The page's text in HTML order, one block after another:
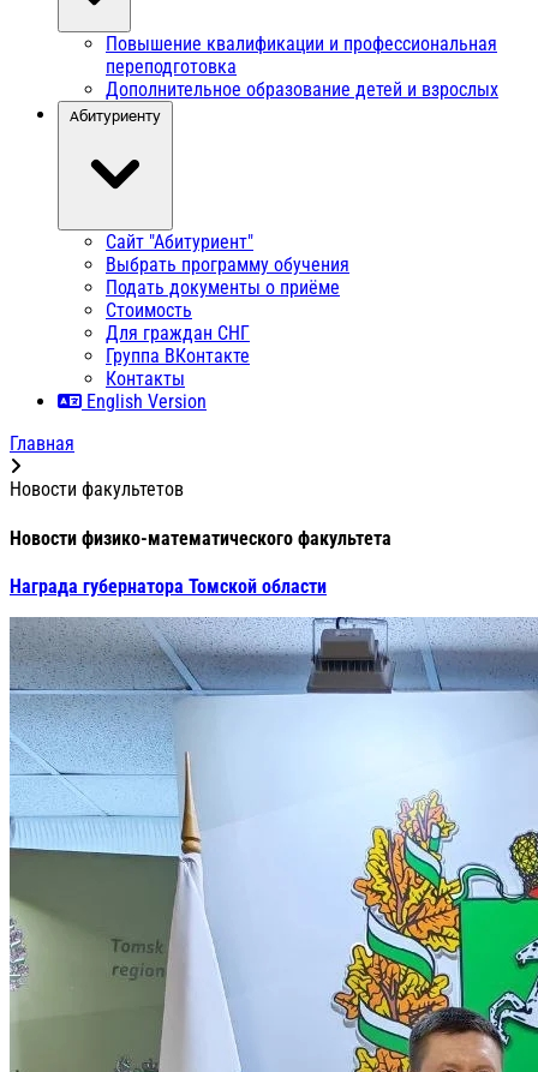
Повышение квалификации и профессиональная
переподготовка
Дополнительное образование детей и взрослых
Абитуриенту
Сайт "Абитуриент"
Выбрать программу обучения
Подать документы о приёме
Стоимость
Для граждан СНГ
Группа ВКонтакте
Контакты
English Version
Главная
Новости факультетов
Новости физико-математического факультета
Награда губернатора Томской области